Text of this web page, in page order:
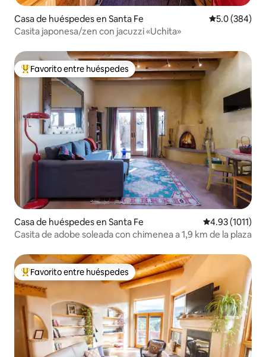
Casa de huéspedes en Santa Fe Calificación
5.0 (384)
Casita japonesa/zen con jacuzzi «Uchita»
Favorito entre huéspedes preferido
Favorito entre huéspedes
Casa de huéspedes en Santa Fe Calificación
4.93 (1011)
Casita de adobe soleada con chimenea a 1,9 km de la plaza
Favorito entre huéspedes preferido
Favorito entre huéspedes